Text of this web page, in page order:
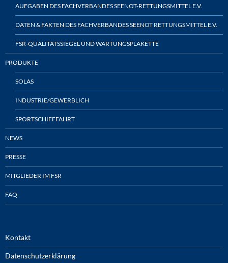
AUFGABEN DES FACHVERBANDES SEENOT-RETTUNGSMITTEL E.V.
DATEN & FAKTEN DES FACHVERBANDES SEENOT RETTUNGSMITTEL E.V.
FSR-QUALITÄTSSIEGEL UND WARTUNGSPLAKETTE
PRODUKTE
SOLAS
INDUSTRIE/GEWERBLICH
SPORTSCHIFFFAHRT
NEWS
PRESSE
MITGLIEDER IM FSR
FAQ
Kontakt
Datenschutzerklärung